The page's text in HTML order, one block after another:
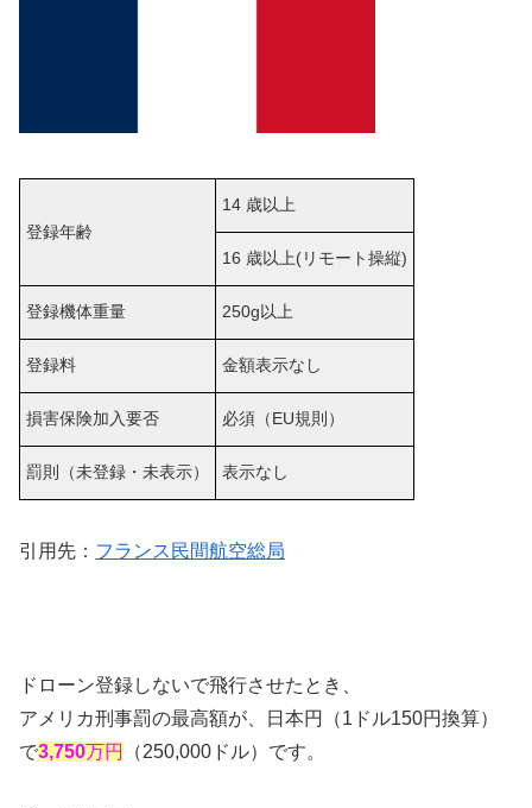
登録年齢
14 歳以上
16 歳以上(リモート操縦)
登録機体重量 250g以上
登録料 金額表示なし
損害保険加入要否 必須（EU規則）
罰則（未登録・未表示） 表示なし
引用先： フランス民間航空総局
ドローン登録しないで飛行させたとき、
アメリカ刑事罰の最高額が、日本円（1ドル150円換算）
で3,750万円 （250,000ドル）です。